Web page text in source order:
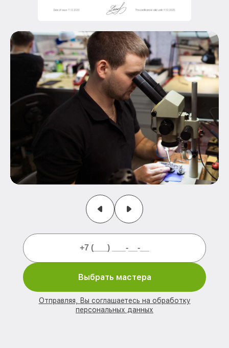
Выбрать мастера
Отправляя, Вы соглашаетесь на обработку
персональных данных